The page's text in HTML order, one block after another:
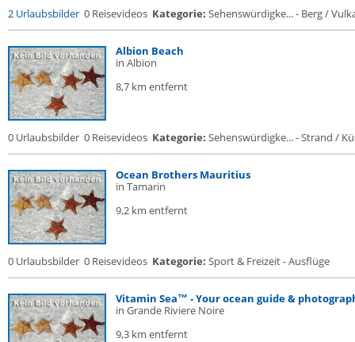
2 Urlaubsbilder 0 Reisevideos Kategorie: Sehenswürdigke... - Berg /
Albion Beach
in Albion
8,7 km entfernt
0 Urlaubsbilder 0 Reisevideos Kategorie: Sehenswürdigke... - Strand /
Ocean Brothers Mauritius
in Tamarin
9,2 km entfernt
0 Urlaubsbilder 0 Reisevideos Kategorie: Sport & Freizeit - Ausflüge
Vitamin Sea™ - Your ocean guide &
in Grande Riviere Noire
9,3 km entfernt